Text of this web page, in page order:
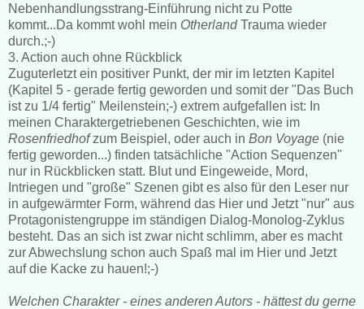
Nebenhandlungsstrang-Einführung nicht zu Potte
kommt...Da kommt wohl mein OtherlandTrauma wieder
durch.;-)
3. Action auch ohne Rückblick
Zuguterletzt ein positiver Punkt, der mir im letzten Kapitel
(Kapitel 5 - gerade fertig geworden und somit der "Das Buch
ist zu 1/4 fertig" Meilenstein;-) extrem aufgefallen ist: In
meinen Charaktergetriebenen Geschichten, wie im
Rosenfriedhofzum Beispiel, oder auch in Bon Voyage (nie
fertig geworden...) finden tatsächliche "Action Sequenzen"
nur in Rückblicken statt. Blut und Eingeweide, Mord,
Intriegen und "große" Szenen gibt es also für den Leser nur
in aufgewärmter Form, während das Hier und Jetzt "nur" aus
Protagonistengruppe im ständigen Dialog-Monolog-Zyklus
besteht. Das an sich ist zwar nicht schlimm, aber es macht
zur Abwechslung schon auch Spaß mal im Hier und Jetzt
auf die Kacke zu hauen!;-)
Welchen Charakter - eines anderen Autors - hättest du gerne